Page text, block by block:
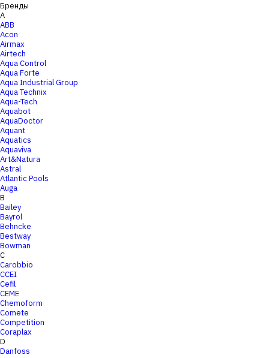
Бренды
A
ABB
Acon
Airmax
Airtech
Aqua Control
Aqua Forte
Aqua Industrial Group
Aqua Technix
Aqua-Tech
Aquabot
AquaDoctor
Aquant
Aquatics
Aquaviva
Art&Natura
Astral
Atlantic Pools
Auga
B
Bailey
Bayrol
Behncke
Bestway
Bowman
C
Carobbio
CCEI
Cefil
CEME
Chemoform
Comete
Competition
Coraplax
D
Danfoss